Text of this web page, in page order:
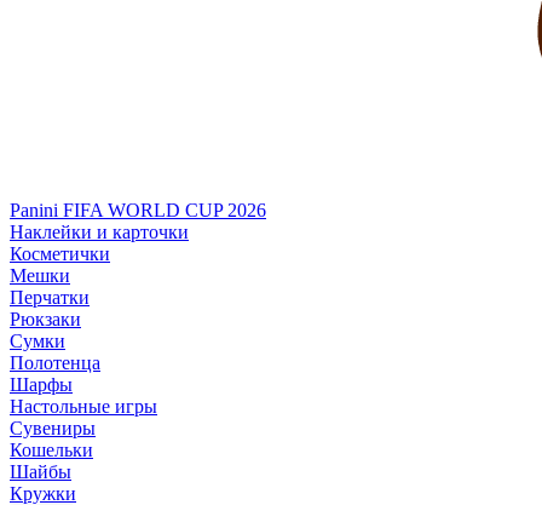
Panini FIFA WORLD CUP 2026
Наклейки и карточки
Косметички
Мешки
Перчатки
Рюкзаки
Сумки
Полотенца
Шарфы
Настольные игры
Сувениры
Кошельки
Шайбы
Кружки